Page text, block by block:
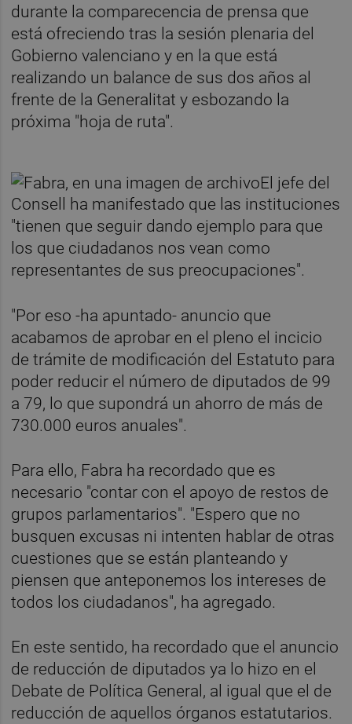
durante la comparecencia de prensa que
está ofreciendo tras la sesión plenaria del
Gobierno valenciano y en la que está
realizando un balance de sus dos años al
frente de la Generalitat y esbozando la
próxima "hoja de ruta".
El jefe del
Consell ha manifestado que las instituciones
"tienen que seguir dando ejemplo para que
los que ciudadanos nos vean como
representantes de sus preocupaciones".
"Por eso -ha apuntado- anuncio que
acabamos de aprobar en el pleno el incicio
de trámite de modificación del Estatuto para
poder reducir el número de diputados de 99
a 79, lo que supondrá un ahorro de más de
730.000 euros anuales".
Para ello, Fabra ha recordado que es
necesario "contar con el apoyo de restos de
grupos parlamentarios". "Espero que no
busquen excusas ni intenten hablar de otras
cuestiones que se están planteando y
piensen que anteponemos los intereses de
todos los ciudadanos", ha agregado.
En este sentido, ha recordado que el anuncio
de reducción de diputados ya lo hizo en el
Debate de Política General, al igual que el de
reducción de aquellos órganos estatutarios.